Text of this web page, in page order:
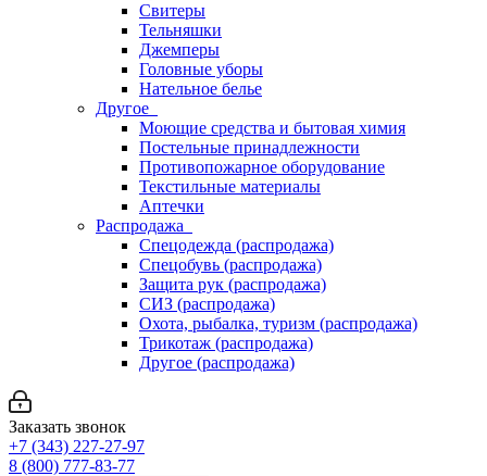
Свитеры
Тельняшки
Джемперы
Головные уборы
Нательное белье
Другое
Моющие средства и бытовая химия
Постельные принадлежности
Противопожарное оборудование
Текстильные материалы
Аптечки
Распродажа
Спецодежда (распродажа)
Спецобувь (распродажа)
Защита рук (распродажа)
СИЗ (распродажа)
Охота, рыбалка, туризм (распродажа)
Трикотаж (распродажа)
Другое (распродажа)
Заказать звонок
+7 (343) 227-27-97
8 (800) 777-83-77